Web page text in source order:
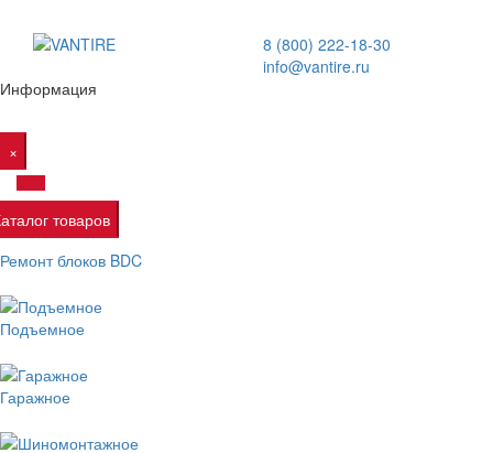
8 (800) 222-18-30
info@vantire.ru
Информация
×
товаров
Ремонт блоков BDC
Подъемное
Гаражное